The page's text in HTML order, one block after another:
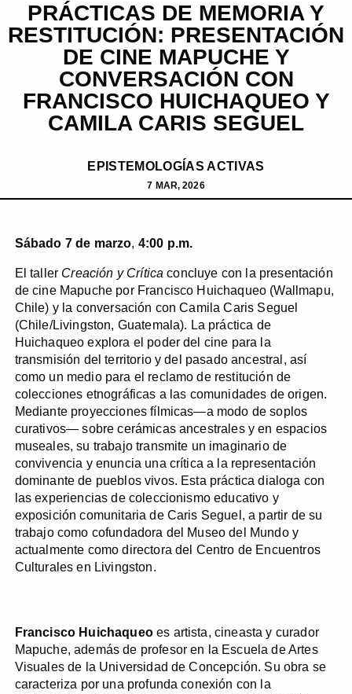
PRÁCTICAS DE MEMORIA Y
RESTITUCIÓN: PRESENTACIÓN
DE CINE MAPUCHE Y
CONVERSACIÓN CON
FRANCISCO HUICHAQUEO Y
CAMILA CARIS SEGUEL
EPISTEMOLOGÍAS ACTIVAS
7 MAR, 2026
Sábado 7 de marzo, 4:00 p.m.
El taller Creación y Crítica concluye con la presentación
de cine Mapuche por Francisco Huichaqueo (Wallmapu,
Chile) y la conversación con Camila Caris Seguel
(Chile/Livingston, Guatemala). La práctica de
Huichaqueo explora el poder del cine para la
transmisión del territorio y del pasado ancestral, así
como un medio para el reclamo de restitución de
colecciones etnográficas a las comunidades de origen.
Mediante proyecciones fílmicas—a modo de soplos
curativos— sobre cerámicas ancestrales y en espacios
museales, su trabajo transmite un imaginario de
convivencia y enuncia una crítica a la representación
dominante de pueblos vivos. Esta práctica dialoga con
las experiencias de coleccionismo educativo y
exposición comunitaria de Caris Seguel, a partir de su
trabajo como cofundadora del Museo del Mundo y
actualmente como directora del Centro de Encuentros
Culturales en Livingston.
Francisco Huichaqueoes artista, cineasta y curador
Mapuche, además de profesor en la Escuela de Artes
Visuales de la Universidad de Concepción. Su obra se
caracteriza por una profunda conexión con la